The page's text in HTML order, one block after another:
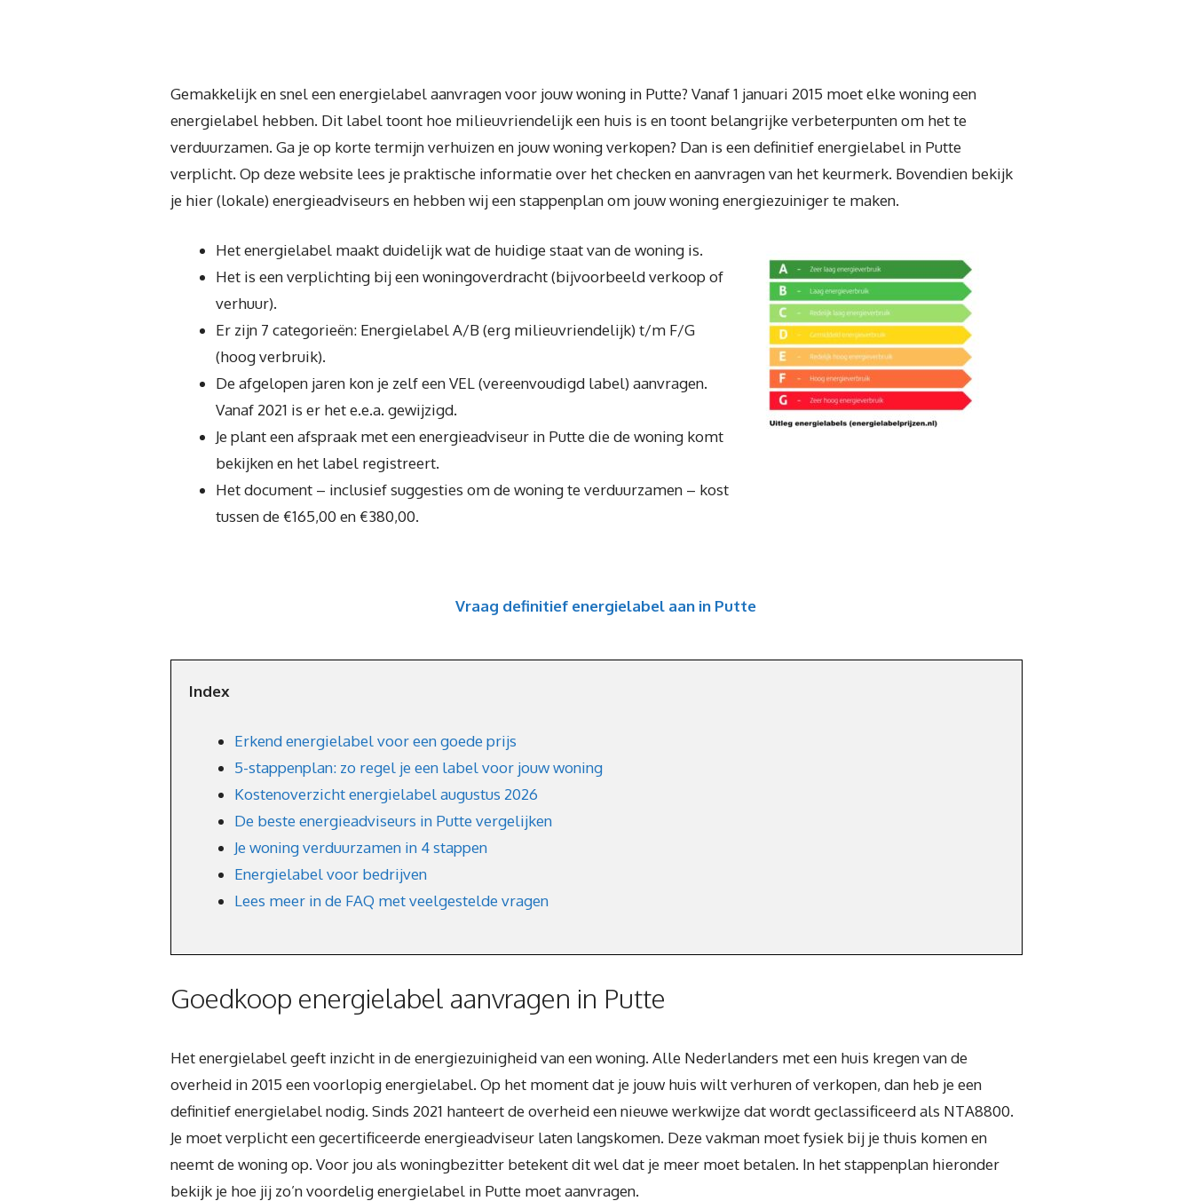
Gemakkelijk en snel een energielabel aanvragen voor jouw woning in Putte? Vanaf 1 januari 2015 moet elke woning een
energielabel hebben. Dit label toont hoe milieuvriendelijk een huis is en toont belangrijke verbeterpunten om het te
verduurzamen. Ga je op korte termijn verhuizen en jouw woning verkopen? Dan is een definitief energielabel in Putte
verplicht. Op deze website lees je praktische informatie over het checken en aanvragen van het keurmerk. Bovendien bekijk
je hier (lokale) energieadviseurs en hebben wij een stappenplan om jouw woning energiezuiniger te maken.
Het energielabel maakt duidelijk wat de huidige staat van de woning is.
Het is een verplichting bij een woningoverdracht (bijvoorbeeld verkoop of
verhuur).
Er zijn 7 categorieën: Energielabel A/B (erg milieuvriendelijk) t/m F/G
(hoog verbruik).
De afgelopen jaren kon je zelf een VEL (vereenvoudigd label) aanvragen.
Vanaf 2021 is er het e.e.a. gewijzigd.
Je plant een afspraak met een energieadviseur in Putte die de woning komt
bekijken en het label registreert.
Het document – inclusief suggesties om de woning te verduurzamen – kost
tussen de €165,00 en €380,00.
Vraag definitief energielabel aan in Putte
Index
Erkend energielabel voor een goede prijs
5-stappenplan: zo regel je een label voor jouw woning
Kostenoverzicht energielabel augustus 2026
De beste energieadviseurs in Putte vergelijken
Je woning verduurzamen in 4 stappen
Energielabel voor bedrijven
Lees meer in de FAQ met veelgestelde vragen
Goedkoop energielabel aanvragen in Putte
Het energielabel geeft inzicht in de energiezuinigheid van een woning. Alle Nederlanders met een huis kregen van de
overheid in 2015 een voorlopig energielabel. Op het moment dat je jouw huis wilt verhuren of verkopen, dan heb je een
definitief energielabel nodig. Sinds 2021 hanteert de overheid een nieuwe werkwijze dat wordt geclassificeerd als NTA8800.
Je moet verplicht een gecertificeerde energieadviseur laten langskomen. Deze vakman moet fysiek bij je thuis komen en
neemt de woning op. Voor jou als woningbezitter betekent dit wel dat je meer moet betalen. In het stappenplan hieronder
bekijk je hoe jij zo’n voordelig energielabel in Putte moet aanvragen.